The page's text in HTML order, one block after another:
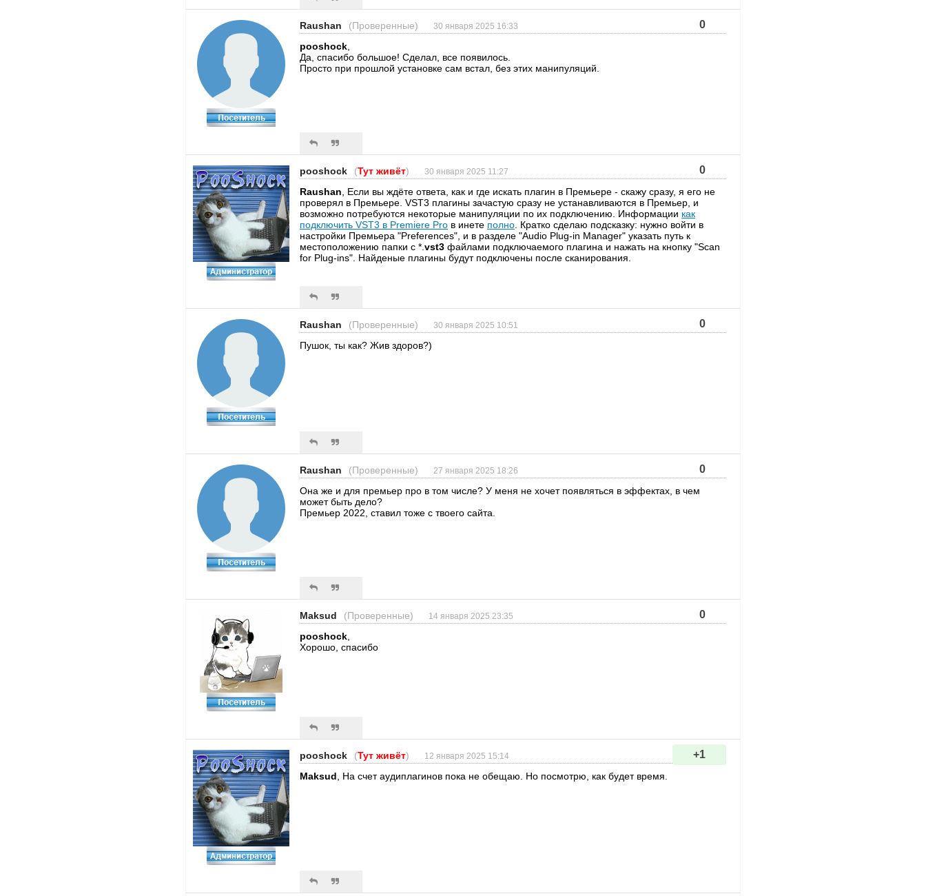
Raushan (Проверенные) 30 января 2025 16:33 0
pooshock,
Да, спасибо большое! Сделал, все появилось.
Просто при прошлой установке сам встал, без этих манипуляций.
pooshock (Тут живёт) 30 января 2025 11:27 0
Raushan, Если вы ждёте ответа, как и где искать плагин в Премьере - скажу сразу, я его не
проверял в Премьере. VST3 плагины зачастую сразу не устанавливаются в Премьер, и
возможно потребуются некоторые манипуляции по их подключению. Информации как
подключить VST3 в Premiere Pro в инете полно. Кратко сделаю подсказку: нужно войти в
настройки Премьера "Preferences", и в разделе "Audio Plug-in Manager" указать путь к
местоположению папки с *.vst3 файлами подключаемого плагина и нажать на кнопку "Scan
for Plug-ins". Найденые плагины будут подключены после сканирования.
Raushan (Проверенные) 30 января 2025 10:51 0
Пушок, ты как? Жив здоров?)
Raushan (Проверенные) 27 января 2025 18:26 0
Она же и для премьер про в том числе? У меня не хочет появляться в эффектах, в чем
может быть дело?
Премьер 2022, ставил тоже с твоего сайта.
Maksud (Проверенные) 14 января 2025 23:35 0
pooshock,
Хорошо, спасибо
pooshock (Тут живёт) 12 января 2025 15:14 +1
Maksud, На счет аудиплагинов пока не обещаю. Но посмотрю, как будет время.